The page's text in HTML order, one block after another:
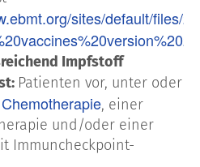
sites/default/files/
Impfstoff
Patienten vor, unter oder
Chemotherapie, einer
und/oder einer
Immuncheckpoint-